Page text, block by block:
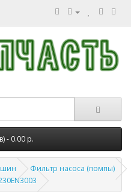
- 0.00 р.
Фильтр насоса (помпы)